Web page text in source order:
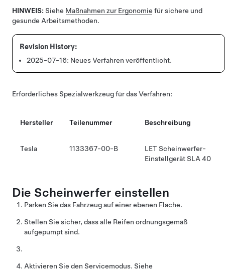
HINWEIS: Siehe Maßnahmen zur Ergonomie für sichere und
gesunde Arbeitsmethoden.
2025-07-16: Neues Verfahren veröffentlicht.
Erforderliches Spezialwerkzeug für das Verfahren:
Hersteller Teilenummer Beschreibung
Tesla 1133367-00-B
LET Scheinwerfer-
Einstellgerät SLA 40
Die Scheinwerfer einstellen
Parken Sie das Fahrzeug auf einer ebenen Fläche.
Stellen Sie sicher, dass alle Reifen ordnungsgemäß
aufgepumpt sind.
Aktivieren Sie den Servicemodus. Siehe